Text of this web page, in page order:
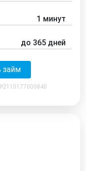
1 минут
до 365 дней
займ